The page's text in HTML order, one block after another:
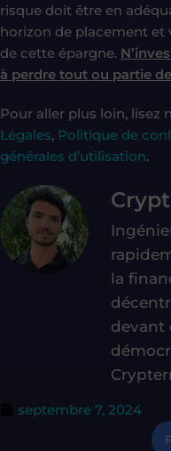
risque doit être en
horizon de placement et
de cette épargne.
à perdre tout ou partie
Pour aller plus loin, lisez
Légales, Politique de
générales d’utilisation.
la
devant
septembre 7, 2024